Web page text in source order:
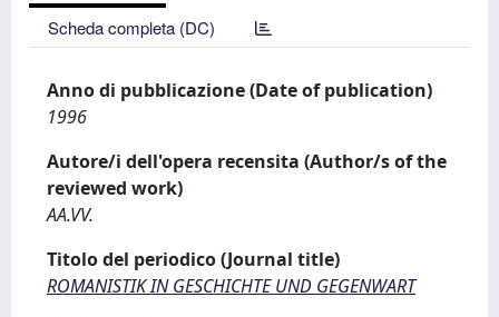
Scheda completa (DC)
Anno di pubblicazione (Date of publication)
1996
Autore/i dell'opera recensita (Author/s of the
reviewed work)
AA.VV.
Titolo del periodico (Journal title)
ROMANISTIK IN GESCHICHTE UND GEGENWART